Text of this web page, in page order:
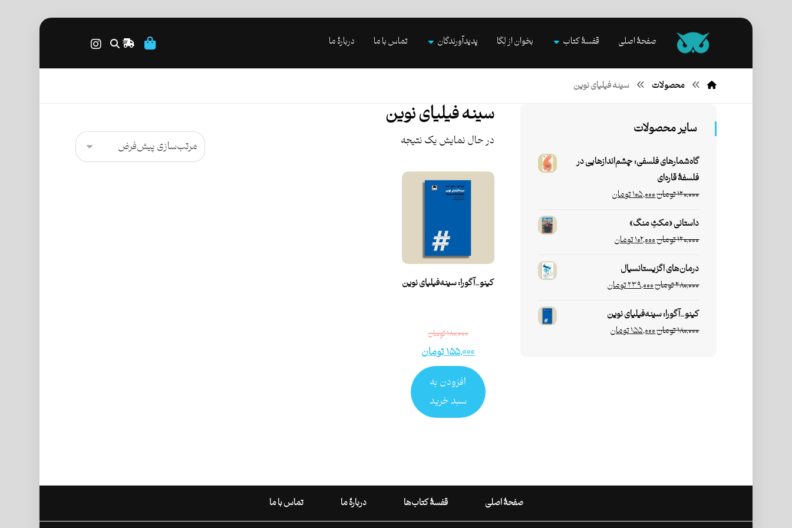
صفحۀ اصلی قفسۀ کتاب بخوان از لِگا پدیدآورندگان تماس با ما دربارۀ ما
محصولات سینه فیلیای نوین
سینه فیلیای نوین
در حال نمایش یک نتیجه
کینو_آگورا: سینه‌فیلیای نوین
۱۸۰,۰۰۰تومان
۱۵۵,۰۰۰تومان
افزودن به
سبد خرید
سایر محصولات
گاه‌شمارهای فلسفی: چشم‌اندازهایی در
فلسفۀ قاره‌ای
۱۲۰,۰۰۰تومان۱۰۵,۰۰۰تومان
داستانی «مکثِ منگ»
۱۲۰,۰۰۰تومان۱۰۲,۰۰۰تومان
درمان‌های اگزیستانسیال
۲۸۰,۰۰۰تومان۲۳۹,۰۰۰تومان
کینو_آگورا: سینه‌فیلیای نوین
۱۸۰,۰۰۰تومان۱۵۵,۰۰۰تومان
صفحۀ اصلی قفسۀ کتاب‌ها دربارۀ ما تماس با ما